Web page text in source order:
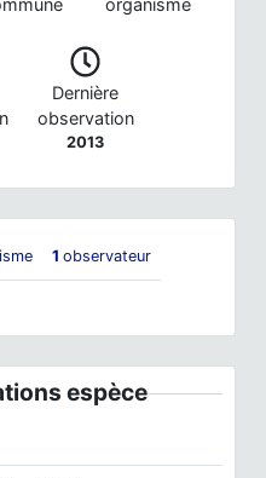
organisme
Dernière
observation
2013
1 observateur
espèce